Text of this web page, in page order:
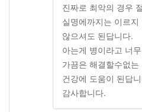
진짜로 최악의 경우
실명에까지는 이르
않으셔도 된답니다.
아는게 병이라고 너
가끔은 해결할수없
건강에 도움이 된답
감사합니다.